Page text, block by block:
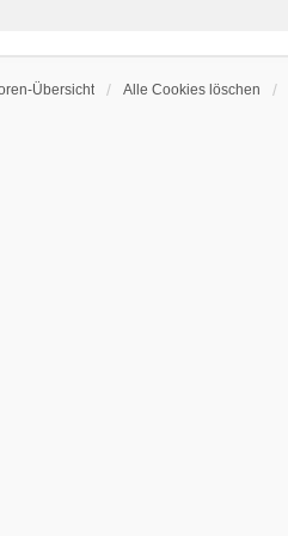
Übersicht Alle Cookies löschen